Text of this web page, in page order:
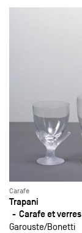
Carafe
Trapani
Carafe et verres
Garouste Bonetti